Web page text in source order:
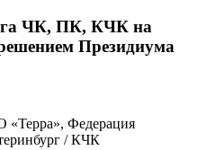
ЧК, ПК, КЧК на
Президиума
Федерация
/ КЧК